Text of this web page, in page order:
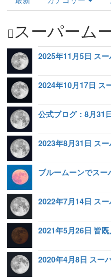
Topics
スーパーム
2025年11月5日 ス
2024年10月17日 ス
2023年8月31日 ス
2022年7月14日 ス
2021年5月26日 皆
2020年4月8日 スー